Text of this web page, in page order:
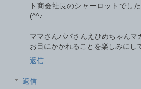
ト商会社長のシャーロットでし
(^^♪
ママさんパパさんえひめちゃんマ
お目にかかれることを楽しみにし
返信
返信